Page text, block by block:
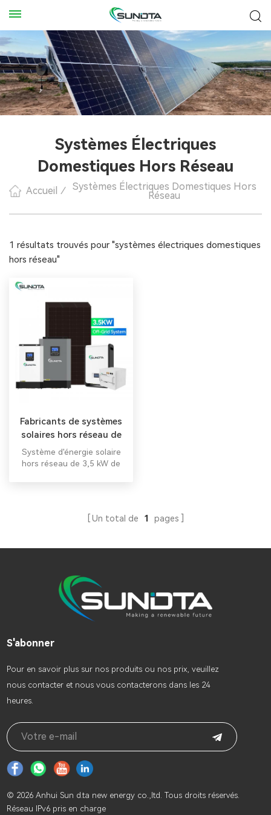
Systèmes Électriques
Domestiques Hors Réseau
Accueil / Systèmes Électriques Domestiques Hors
Réseau
1 résultats trouvés pour "systèmes électriques domestiques
hors réseau"
Fabricants de systèmes
solaires hors réseau de
3,5 kW en Chine
Système d'énergie solaire
hors réseau de 3,5 kW de
Un total de
1 pages
S'abonner
Pour en savoir plus sur nos produits ou nos prix, veuillez
nous contacter et nous vous contacterons dans les 24
heures.
© 2026 Anhui Sun d.ta new energy co.,ltd. Tous droits réservés.
Réseau IPv6 pris en charge